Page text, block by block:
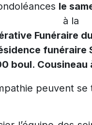
le
à la
Funéraire
funéraire
boul. Cousineau
peuvent